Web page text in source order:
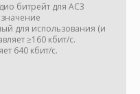
битрейт для AC3
для использования (и
≥160 кбит/с.
640 кбит/с.